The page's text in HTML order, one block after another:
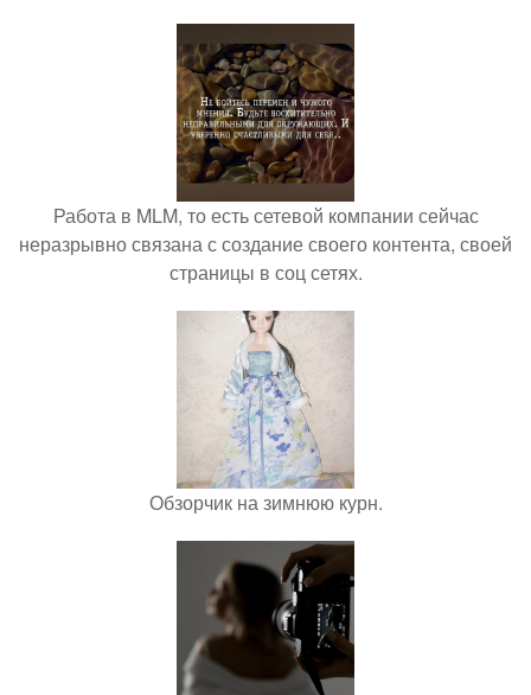
Работа в MLM, то есть сетевой компании сейчас
неразрывно связана с создание своего контента, своей
страницы в соц сетях.
Обзорчик на зимнюю курн.